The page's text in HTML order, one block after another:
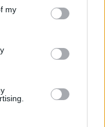
You may click to
third-party tags to
in below Google
my
BÍRÓSÁG ELÉ